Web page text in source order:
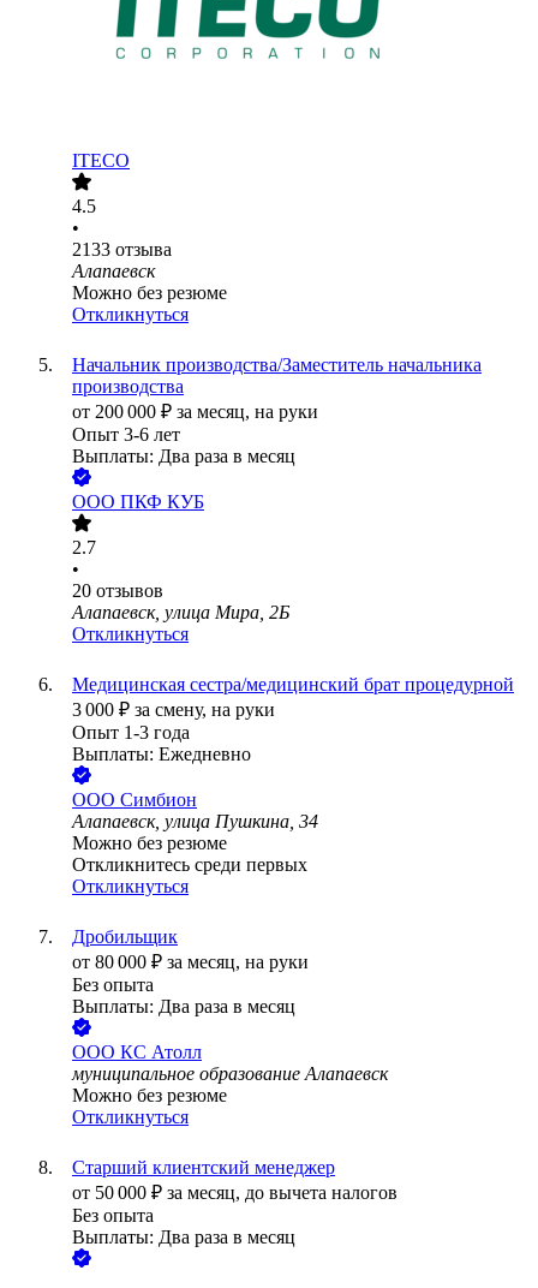
ITECO
4.5
•
2133 отзыва
Алапаевск
Можно без резюме
Откликнуться
Начальник производства/Заместитель начальника
производства
от 200 000 ₽ за месяц, на руки
Опыт 3-6 лет
Выплаты: Два раза в месяц
ООО ПКФ КУБ
2.7
•
20 отзывов
Алапаевск, улица Мира, 2Б
Откликнуться
Медицинская сестра/медицинский брат процедурной
3 000 ₽ за смену, на руки
Опыт 1-3 года
Выплаты: Ежедневно
ООО Симбион
Алапаевск, улица Пушкина, 34
Можно без резюме
Откликнитесь среди первых
Откликнуться
Дробильщик
от 80 000 ₽ за месяц, на руки
Без опыта
Выплаты: Два раза в месяц
ООО КС Атолл
муниципальное образование Алапаевск
Можно без резюме
Откликнуться
Старший клиентский менеджер
от 50 000 ₽ за месяц, до вычета налогов
Без опыта
Выплаты: Два раза в месяц